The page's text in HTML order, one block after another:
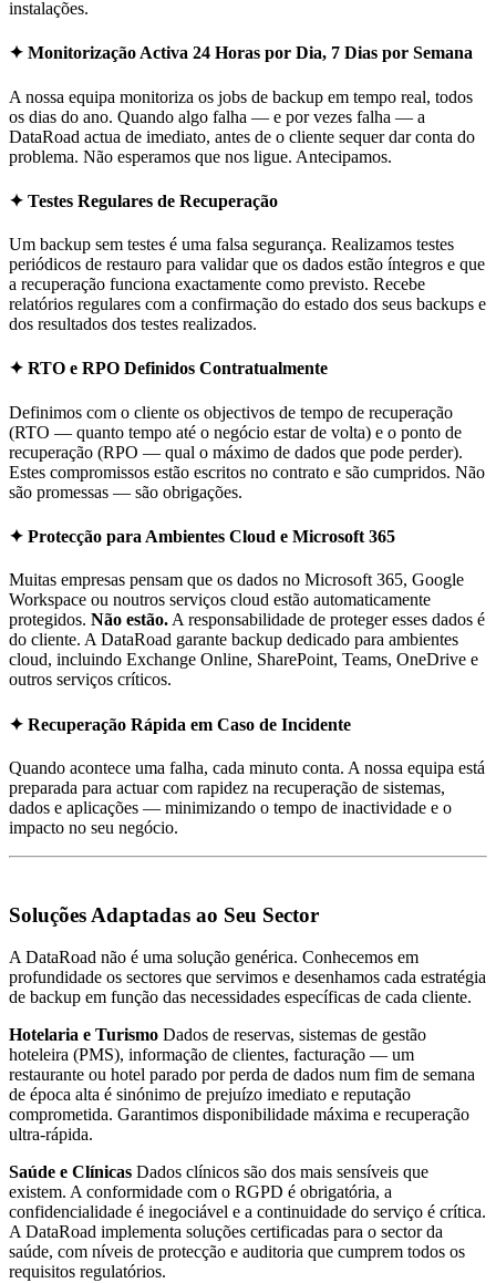
instalações.
✦ Monitorização Activa 24 Horas por Dia, 7 Dias por Semana
A nossa equipa monitoriza os jobs de backup em tempo real, todos
os dias do ano. Quando algo falha — e por vezes falha — a
DataRoad actua de imediato, antes de o cliente sequer dar conta do
problema. Não esperamos que nos ligue. Antecipamos.
✦ Testes Regulares de Recuperação
Um backup sem testes é uma falsa segurança. Realizamos testes
periódicos de restauro para validar que os dados estão íntegros e que
a recuperação funciona exactamente como previsto. Recebe
relatórios regulares com a confirmação do estado dos seus backups e
dos resultados dos testes realizados.
✦ RTO e RPO Definidos Contratualmente
Definimos com o cliente os objectivos de tempo de recuperação
(RTO — quanto tempo até o negócio estar de volta) e o ponto de
recuperação (RPO — qual o máximo de dados que pode perder).
Estes compromissos estão escritos no contrato e são cumpridos. Não
são promessas — são obrigações.
✦ Protecção para Ambientes Cloud e Microsoft 365
Muitas empresas pensam que os dados no Microsoft 365, Google
Workspace ou noutros serviços cloud estão automaticamente
protegidos. Não estão. A responsabilidade de proteger esses dados é
do cliente. A DataRoad garante backup dedicado para ambientes
cloud, incluindo Exchange Online, SharePoint, Teams, OneDrive e
outros serviços críticos.
✦ Recuperação Rápida em Caso de Incidente
Quando acontece uma falha, cada minuto conta. A nossa equipa está
preparada para actuar com rapidez na recuperação de sistemas,
dados e aplicações — minimizando o tempo de inactividade e o
impacto no seu negócio.
Soluções Adaptadas ao Seu Sector
A DataRoad não é uma solução genérica. Conhecemos em
profundidade os sectores que servimos e desenhamos cada estratégia
de backup em função das necessidades específicas de cada cliente.
Hotelaria e Turismo Dados de reservas, sistemas de gestão
hoteleira (PMS), informação de clientes, facturação — um
restaurante ou hotel parado por perda de dados num fim de semana
de época alta é sinónimo de prejuízo imediato e reputação
comprometida. Garantimos disponibilidade máxima e recuperação
ultra-rápida.
Saúde e Clínicas Dados clínicos são dos mais sensíveis que
existem. A conformidade com o RGPD é obrigatória, a
confidencialidade é inegociável e a continuidade do serviço é crítica.
A DataRoad implementa soluções certificadas para o sector da
saúde, com níveis de protecção e auditoria que cumprem todos os
requisitos regulatórios.